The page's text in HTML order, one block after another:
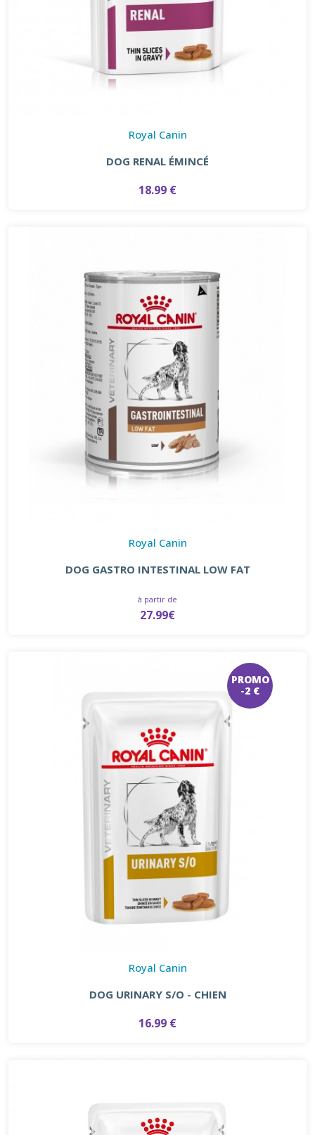
Royal Canin
DOG RENAL ÉMINCÉ
18.99 €
Royal Canin
DOG GASTRO INTESTINAL LOW FAT
à partir de
27.99€
PROMO
-2 €
Royal Canin
DOG URINARY S/O - CHIEN
16.99 €